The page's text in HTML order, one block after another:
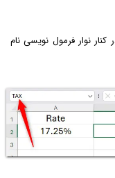
نوار فرمول نویسی نام